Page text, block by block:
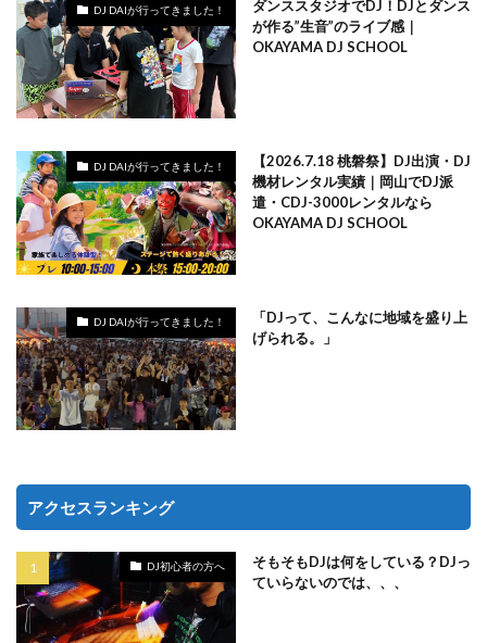
DJ DAIが行ってきました！
ダンススタジオでDJ！DJとダンス
が作る”生音”のライブ感｜
OKAYAMA DJ SCHOOL
DJ DAIが行ってきました！
【2026.7.18 桃磐祭】DJ出演・DJ
機材レンタル実績｜岡山でDJ派
遣・CDJ-3000レンタルなら
OKAYAMA DJ SCHOOL
DJ DAIが行ってきました！
「DJって、こんなに地域を盛り上
げられる。」
アクセスランキング
DJ初心者の方へ
そもそもDJは何をしている？DJっ
ていらないのでは、、、